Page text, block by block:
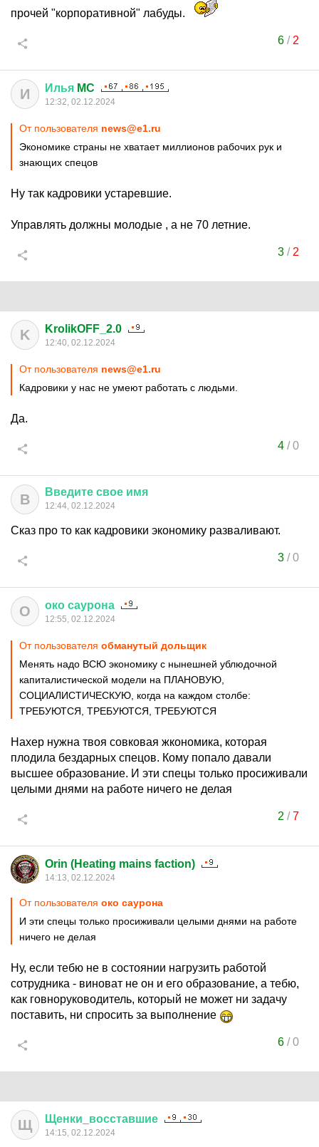
прочей "корпоративной" лабуды.
6/ 2
И Илья MC
12:32, 02.12.2024
От пользователя news@e1.ru
Экономике страны не хватает миллионов рабочих рук и
знающих спецов
Ну так кадровики устаревшие.
Управлять должны молодые , а не 70 летние.
3/ 2
K KrolikOFF_2.0
12:40, 02.12.2024
От пользователя news@e1.ru
Кадровики у нас не умеют работать с людьми.
Да.
4/0
В Введите свое имя
12:44, 02.12.2024
Сказ про то как кадровики экономику разваливают.
3/0
О око саурона
12:55, 02.12.2024
От пользователя обманутый дольщик
Менять надо ВСЮ экономику с нынешней ублюдочной
капиталистической модели на ПЛАНОВУЮ,
СОЦИАЛИСТИЧЕСКУЮ, когда на каждом столбе:
ТРЕБУЮТСЯ, ТРЕБУЮТСЯ, ТРЕБУЮТСЯ
Нахер нужна твоя совковая жкономика, которая
плодила бездарных спецов. Кому попало давали
высшее образование. И эти спецы только просиживали
целыми днями на работе ничего не делая
2 /7
Orin (Heating mains faction)
14:13, 02.12.2024
От пользователя око саурона
И эти спецы только просиживали целыми днями на работе
ничего не делая
Ну, если тебю не в состоянии нагрузить работой
сотрудника - виноват не он и его образование, а тебю,
как говноруководитель, который не может ни задачу
поставить, ни спросить за выполнение
6/0
Щ Щенки восставшие
14:15, 02.12.2024